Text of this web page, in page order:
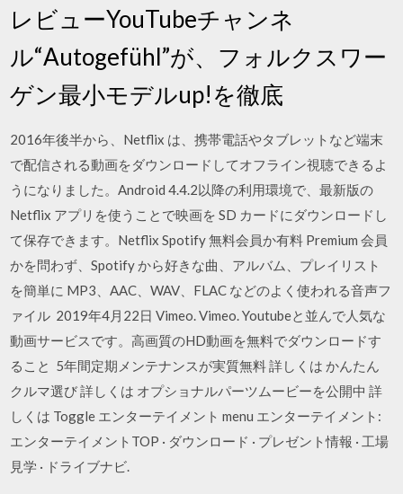
レビューYouTubeチャンネ
ル“Autogefühl”が、フォルクスワー
ゲン最小モデルup!を徹底
2016年後半から、Netflix は、携帯電話やタブレットなど端末
で配信される動画をダウンロードしてオフライン視聴できるよ
うになりました。Android 4.4.2以降の利用環境で、最新版の
Netflix アプリを使うことで映画を SD カードにダウンロードし
て保存できます。Netflix Spotify 無料会員か有料 Premium 会員
かを問わず、Spotify から好きな曲、アルバム、プレイリスト
を簡単に MP3、AAC、WAV、FLAC などのよく使われる音声フ
ァイル 2019年4月22日 Vimeo. Vimeo. Youtubeと並んで人気な
動画サービスです。高画質のHD動画を無料でダウンロードす
ること 5年間定期メンテナンスが実質無料 詳しくは かんたん
クルマ選び 詳しくは オプショナルパーツムービーを公開中 詳
しくは Toggle エンターテイメント menu エンターテイメント:
エンターテイメントTOP · ダウンロード · プレゼント情報 · 工場
見学 · ドライブナビ.